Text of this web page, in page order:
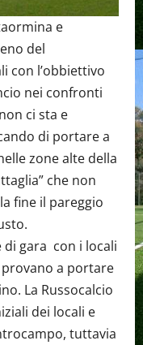
e
del
con l’obbiettivo
nei confronti
ci sta e
di portare a
zone alte della
che non
fine il pareggio
di gara con i locali
a portare
La Russocalcio
dei locali e
tuttavia